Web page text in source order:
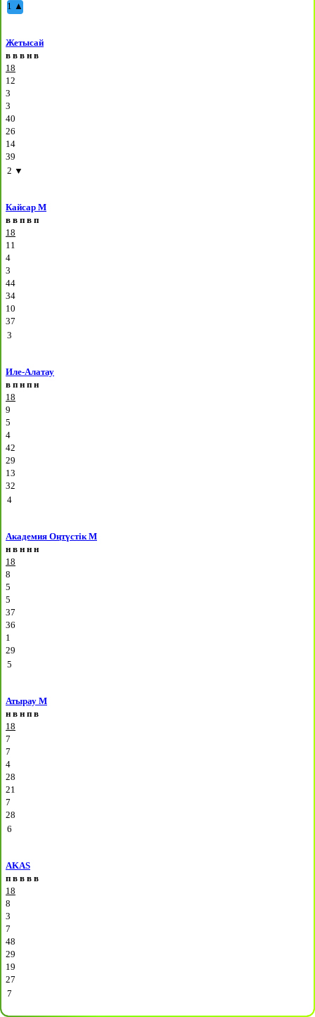
1 ▲
Жетысай
в в в н в
18
12
3
3
40
26
14
39
2 ▼
Кайсар М
в в п в п
18
11
4
3
44
34
10
37
3
Иле-Алатау
в п н п н
18
9
5
4
42
29
13
32
4
Академия Оңтүстік М
н в н н н
18
8
5
5
37
36
1
29
5
Атырау М
н в н п в
18
7
7
4
28
21
7
28
6
AKAS
п в в в в
18
8
3
7
48
29
19
27
7